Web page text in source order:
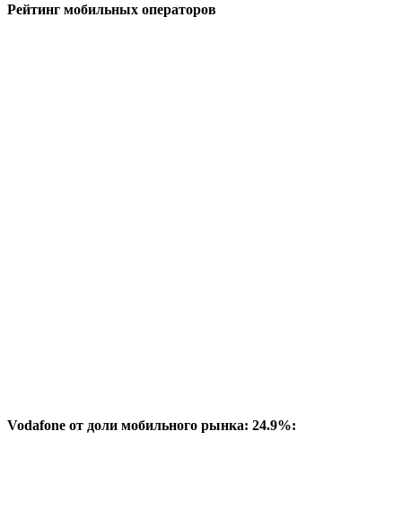
Рейтинг мобильных операторов
Vodafone от доли мобильного рынка: 24.9%: